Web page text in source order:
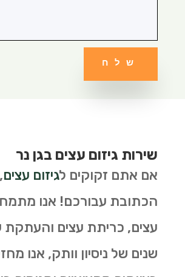
שלח
שירות גיזום עצים בגן נר
אם אתם זקוקים לגיזום עצים
הכתובת עבורכם! אנו
עצים, כריתת עצים והעתקת
שנים של ניסיון וותק, אנו